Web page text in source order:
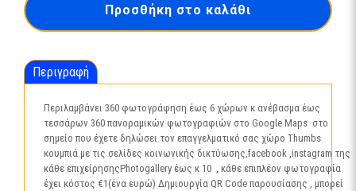
Προσθήκη στο καλάθι
Περιγραφή
Περιλαμβάνει 360 φωτογράφηση έως 6 χώρων κ ανέβασμα έως
τεσσάρων 360 πανοραμικών φωτογραφιών στο Google Maps στο
σημείο που έχετε δηλώσει τον επαγγελματικό σας χώρο Thumbs
κουμπιά με τις σελίδες κοινωνικής δικτύωσης,facebook ,instagram της
κάθε επιχείρησηςPhotogallery έως κ 10 , κάθε επιπλέον φωτογραφία
έχει κόστος €1(ένα ευρώ) Δημιουργία QR Code παρουσίασης , μπορεί